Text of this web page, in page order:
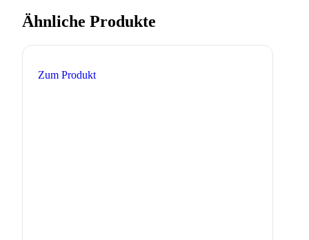
Ähnliche Produkte
Zum Produkt